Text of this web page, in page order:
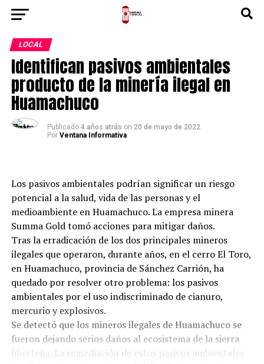
LOCAL
Identifican pasivos ambientales
producto de la minería ilegal en
Huamachuco
Publicado 4 años atrás on 20 de mayo de 2022
Por Ventana Informativa
Los pasivos ambientales podrían significar un riesgo
potencial a la salud, vida de las personas y el
medioambiente en Huamachuco. La empresa minera
Summa Gold tomó acciones para mitigar daños.
Tras la erradicación de los dos principales mineros
ilegales que operaron, durante años, en el cerro El Toro,
en Huamachuco, provincia de Sánchez Carrión, ha
quedado por resolver otro problema: los pasivos
ambientales por el uso indiscriminado de cianuro,
mercurio y explosivos.
Se detectó que los mineros ilegales de Huamachuco se
fueron dejando serios daños al ecosistema de la sierra
liberteña. La remediación de estos pasivos ambientales